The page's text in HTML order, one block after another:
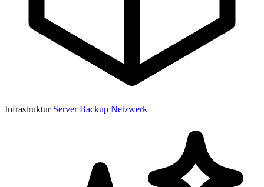
Infrastruktur Server Backup Netzwerk